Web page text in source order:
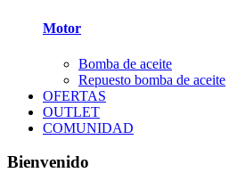
Motor
Bomba de aceite
Repuesto bomba de aceite
OFERTAS
OUTLET
COMUNIDAD
Bienvenido